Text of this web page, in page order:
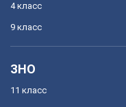
4 класс
9 класс
ЗНО
11 класс